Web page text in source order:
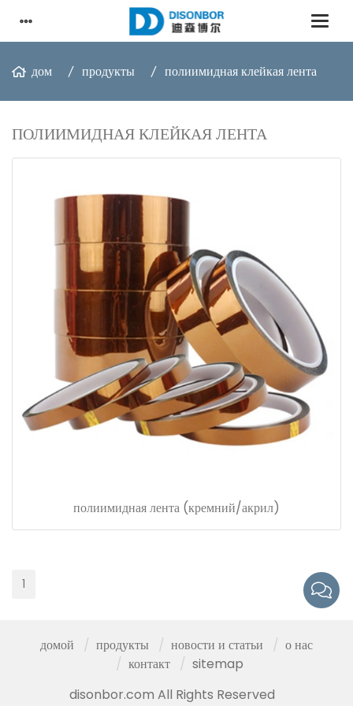
дом продукты полиимидная клейкая лента
ПОЛИИМИДНАЯ КЛЕЙКАЯ ЛЕНТА
полиимидная лента (кремний/акрил)
1
домой продукты новости и статьи
о нас
контакт
sitemap
disonbor.com All Rights Reserved